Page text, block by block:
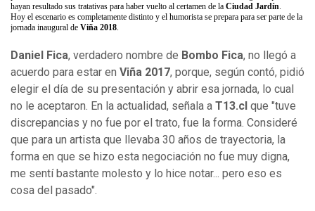
hayan resultado sus tratativas para haber vuelto al certamen de la Ciudad Jardín.
Hoy el escenario es completamente distinto y el humorista se prepara para ser parte de la
jornada inaugural de Viña 2018.
Daniel Fica, verdadero nombre de Bombo Fica, no llegó a
acuerdo para estar en Viña 2017, porque, según contó, pidió
elegir el día de su presentación y abrir esa jornada, lo cual
no le aceptaron. En la actualidad, señala a T13.cl que "tuve
discrepancias y no fue por el trato, fue la forma. Consideré
que para un artista que llevaba 30 años de trayectoria, la
forma en que se hizo esta negociación no fue muy digna,
me sentí bastante molesto y lo hice notar... pero eso es
cosa del pasado".